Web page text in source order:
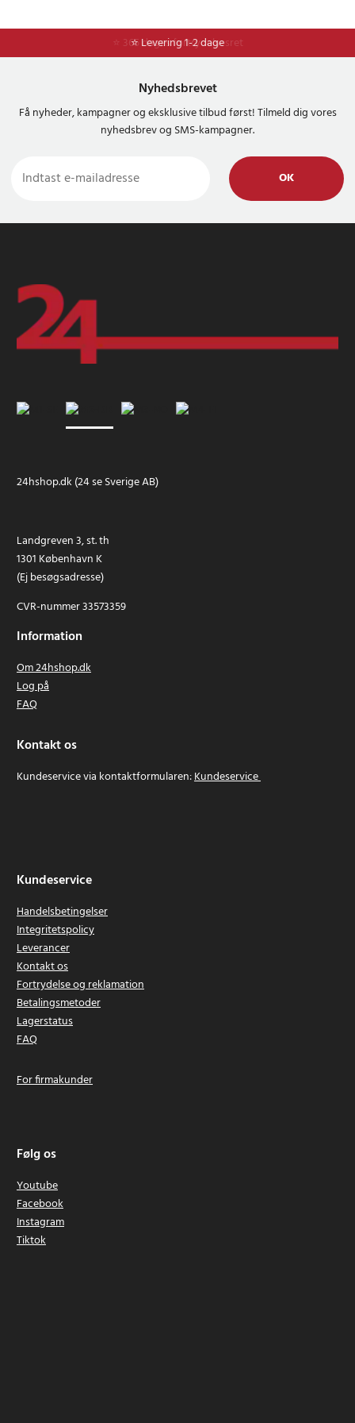
⭐ Levering 1-2 dage
⭐ 365 dages fortrydelsesret
Nyhedsbrevet
Få nyheder, kampagner og eksklusive tilbud først! Tilmeld dig vores
nyhedsbrev og SMS-kampagner.
OK
24hshop.dk (24 se Sverige AB)
Landgreven 3, st. th
1301 København K
(Ej besøgsadresse)
CVR-nummer 33573359
Information
Om 24hshop.dk
Log på
FAQ
Kontakt os
Kundeservice via kontaktformularen:Kundeservice
Kundeservice
Handelsbetingelser
Integritetspolicy
Leverancer
Kontakt os
Fortrydelse og reklamation
Betalingsmetoder
Lagerstatus
FAQ
For firmakunder
Følg os
Youtube
Facebook
Instagram
Tiktok